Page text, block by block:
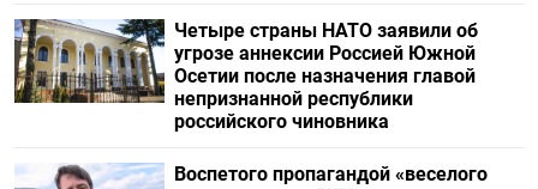
Четыре страны НАТО заявили об
угрозе аннексии Россией Южной
Осетии после назначения главой
непризнанной республики
российского чиновника
Воспетого пропагандой «веселого